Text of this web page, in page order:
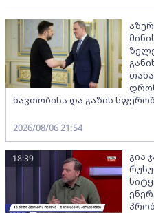
ნავთობისა და გაზის
2026/08/06 21:54
გია
18:39